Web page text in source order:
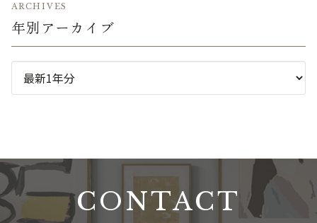
ARCHIVES
年別アーカイブ
CONTACT